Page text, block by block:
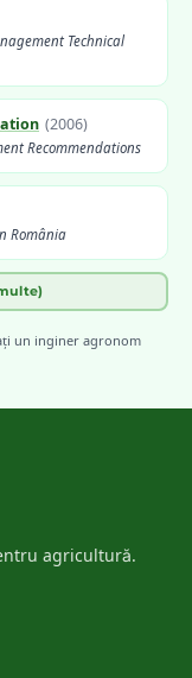
Technical
(2006)
Recommendations
România
(2018
un inginer agronom
agricultură.